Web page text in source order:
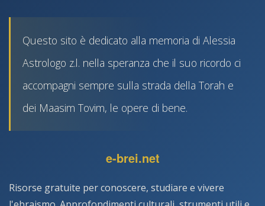
Questo sito è dedicato alla memoria di Alessia
Astrologo z.l. nella speranza che il suo ricordo ci
accompagni sempre sulla strada della Torah e
dei Maasim Tovim, le opere di bene.
e-brei.net
Risorse gratuite per conoscere, studiare e vivere